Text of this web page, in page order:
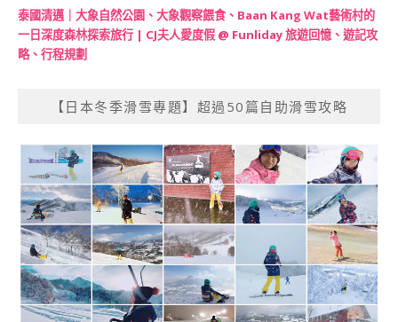
泰國清邁｜大象自然公園、大象觀察餵食、Baan Kang Wat藝術村的
一日深度森林探索旅行 | CJ夫人愛度假 @ Funliday 旅遊回憶、遊記攻
略、行程規劃
【日本冬季滑雪專題】超過50篇自助滑雪攻略